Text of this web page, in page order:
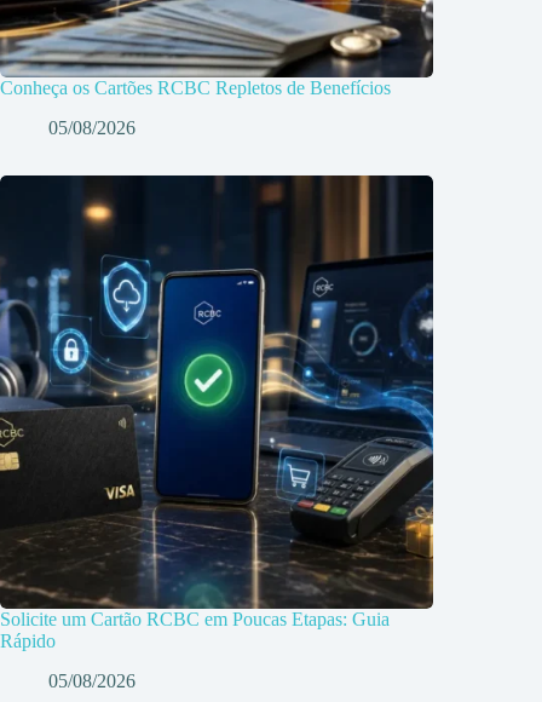
Conheça os Cartões RCBC Repletos de Benefícios
05/08/2026
Solicite um Cartão RCBC em Poucas Etapas: Guia
Rápido
05/08/2026